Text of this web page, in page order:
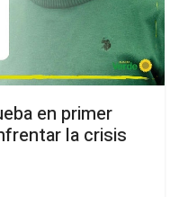
en primer
la crisis